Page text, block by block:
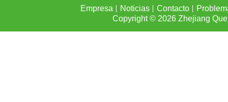
Empresa Noticias Contacto
Copyright © 2026Zhejiang